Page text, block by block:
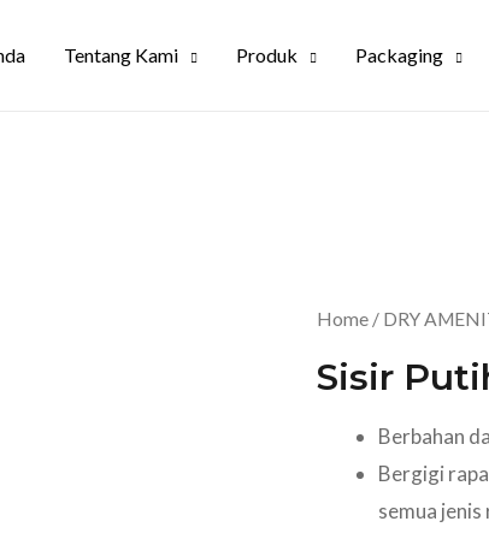
Tentang Kami Produk Packaging
Home/ DRY
Sisir
Berbahan
Bergigi
semua